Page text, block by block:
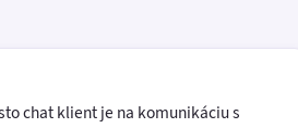
chat klient je na komunikáciu s